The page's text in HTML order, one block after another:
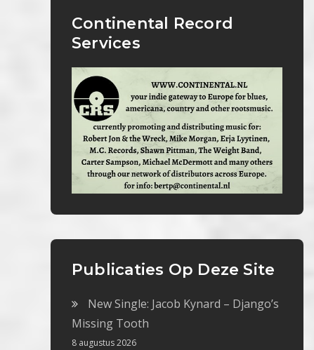
Continental Record
Services
Publicaties Op Deze Site
New Single: Jacob Kynard – Django’s
Missing Tooth
8 augustus 2026